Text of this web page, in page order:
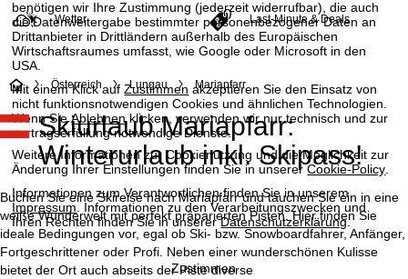
benötigen wir Ihre Zustimmung (jederzeit widerrufbar), die auch
die Datenweitergabe bestimmter personenbezogener Daten an
Drittanbieter in Drittländern außerhalb des Europäischen
Wirtschaftsraumes umfasst, wie Google oder Microsoft in den
USA.
Mit einem Klick aufZustimmen akzeptieren Sie den Einsatz von
nicht funktionsnotwendigen Cookies und ähnlichen Technologien.
Wenn SieAblehnenklicken, verwenden wir nur technisch und zur
Vertragserfüllung notwendige Dienste.
Weitere Informationen zur Cookienutzung und die Möglichkeit zur
Änderung Ihrer Einstellungen finden Sie in unsererCookie-Policy
Informationen zum Verantwortlichen finden Sie in unserem
Impressum . Informationen zu den Verarbeitungszwecken und
Ihren Rechten finden Sie in unsererDatenschutzerklärung.
Zustimmen
Wetter Last-Minute & Deals
S
t
a
r
t
s
Österreich Lungau Mariapfarr
Skiurlaub Mariapfarr:
Winterurlaub inkl. Skipass!
Buchen Sie eine Skireise nach Mariapfarr und tauchen Sie ein in eine
weiße Wunderwelt mit perfekt präparierten Pisten. Hier finden Sie
ideale Bedingungen vor, egal ob Ski- bzw. Snowboardfahrer, Anfänger,
Fortgeschrittener oder Profi. Neben einer wunderschönen Kulisse
bietet der Ort auch abseits der Piste diverse